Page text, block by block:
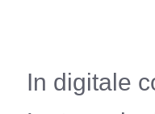
In digitale